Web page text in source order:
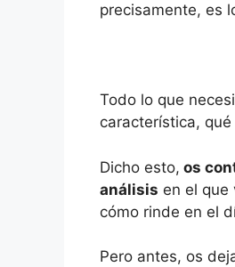
precisamente, es
Todo lo que
característica,
Dicho esto, os
análisis en el que
cómo rinde en el
Pero antes, os